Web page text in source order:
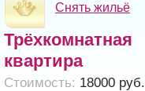
Снять жильё
Трёхкомнатная
квартира
Cтоимость: 18000 руб.